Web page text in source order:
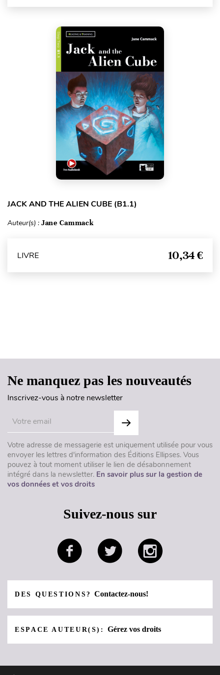
JACK AND THE ALIEN CUBE (B1.1)
Auteur(s) : Jane Cammack
LIVRE 10,34 €
Ne manquez pas les nouveautés
Inscrivez-vous à notre newsletter
Votre adresse de messagerie est uniquement utilisée pour vous
envoyer les lettres d'information des Éditions Ellipses. Vous
pouvez à tout moment utiliser le lien de désabonnement
intégré dans la newsletter. En savoir plus sur la gestion de
vos données et vos droits
Suivez-nous sur
DES QUESTIONS?Contactez-nous!
ESPACE AUTEUR(S):Gérez vos droits